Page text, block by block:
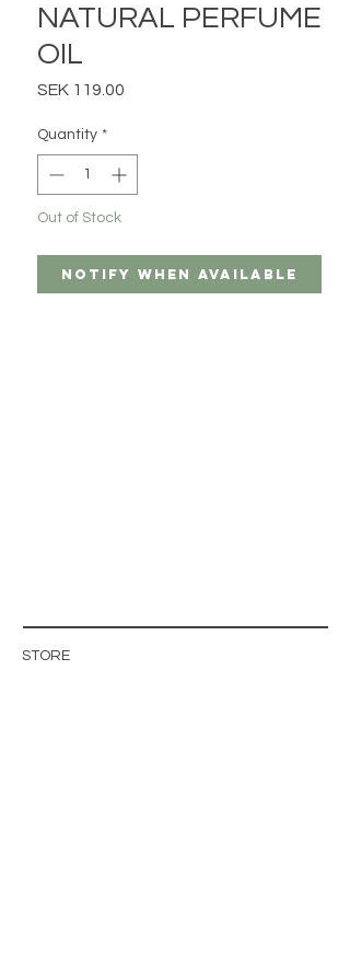
NATURAL PERFUME
OIL
SEK 119.00
Quantity *
Out of Stock
Notify When Available
STORE